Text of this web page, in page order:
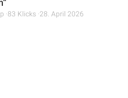
83 Klicks 28. April 2026